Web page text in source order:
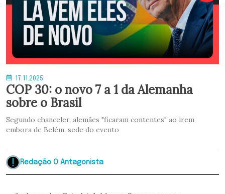
17.11.2025
COP 30: o novo 7 a 1 da Alemanha
sobre o Brasil
Segundo chanceler, alemães "ficaram contentes" ao irem
embora de Belém, sede do evento
Redação O Antagonista